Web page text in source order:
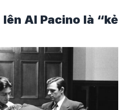
Al Pacino là “kẻ